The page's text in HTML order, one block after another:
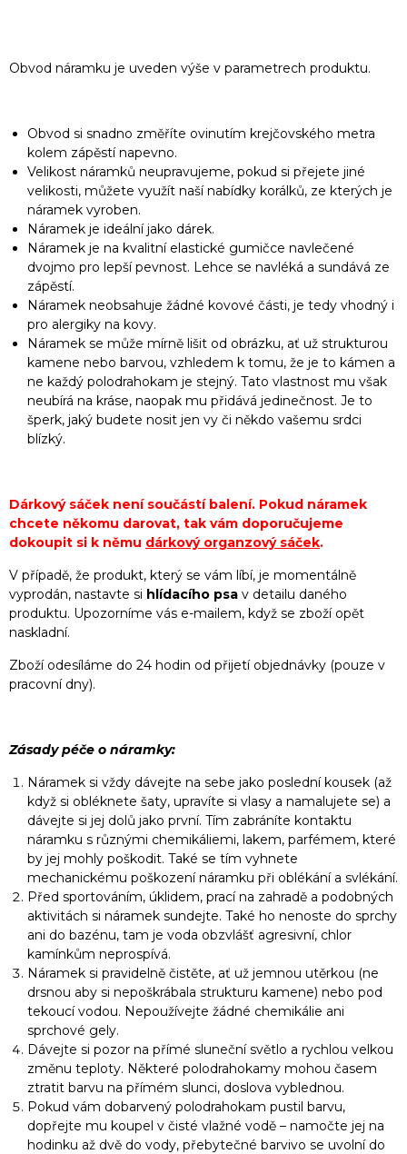
Obvod náramku je uveden výše v parametrech produktu.
Obvod si snadno změříte ovinutím krejčovského metra
kolem zápěstí napevno.
Velikost náramků neupravujeme, pokud si přejete jiné
velikosti, můžete využít naší nabídky korálků, ze kterých je
náramek vyroben.
Náramek je ideální jako dárek.
Náramek je na kvalitní elastické gumičce navlečené
dvojmo pro lepší pevnost. Lehce se navléká a sundává ze
zápěstí.
Náramek neobsahuje žádné kovové části, je tedy vhodný i
pro alergiky na kovy.
Náramek se může mírně lišit od obrázku, ať už strukturou
kamene nebo barvou, vzhledem k tomu, že je to kámen a
ne každý polodrahokam je stejný. Tato vlastnost mu však
neubírá na kráse, naopak mu přidává jedinečnost. Je to
šperk, jaký budete nosit jen vy či někdo vašemu srdci
blízký.
Dárkový sáček není součástí balení. Pokud náramek
chcete někomu darovat, tak vám doporučujeme
dokoupit si k němu dárkový organzový sáček.
V případě, že produkt, který se vám líbí, je momentálně
vyprodán, nastavte si hlídacího psa v detailu daného
produktu. Upozorníme vás e-mailem, když se zboží opět
naskladní.
Zboží odesíláme do 24 hodin od přijetí objednávky (pouze v
pracovní dny).
Zásady péče o náramky:
Náramek si vždy dávejte na sebe jako poslední kousek (až
když si obléknete šaty, upravíte si vlasy a namalujete se) a
dávejte si jej dolů jako první. Tím zabráníte kontaktu
náramku s různými chemikáliemi, lakem, parfémem, které
by jej mohly poškodit. Také se tím vyhnete
mechanickému poškození náramku při oblékání a svlékání.
Před sportováním, úklidem, prací na zahradě a podobných
aktivitách si náramek sundejte. Také ho nenoste do sprchy
ani do bazénu, tam je voda obzvlášť agresivní, chlor
kamínkům neprospívá.
Náramek si pravidelně čistěte, ať už jemnou utěrkou (ne
drsnou aby si nepoškrábala strukturu kamene) nebo pod
tekoucí vodou. Nepoužívejte žádné chemikálie ani
sprchové gely.
Dávejte si pozor na přímé sluneční světlo a rychlou velkou
změnu teploty. Některé polodrahokamy mohou časem
ztratit barvu na přímém slunci, doslova vyblednou.
Pokud vám dobarvený polodrahokam pustil barvu,
dopřejte mu koupel v čisté vlažné vodě – namočte jej na
hodinku až dvě do vody, přebytečné barvivo se uvolní do